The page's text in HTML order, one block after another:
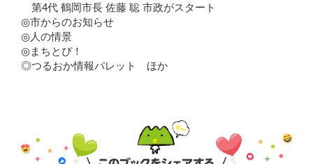
第4代 鶴岡市長 佐藤 聡 市政がスタート
◎市からのお知らせ
◎人の情景
◎まちとぴ！
◎つるおか情報パレット ほか